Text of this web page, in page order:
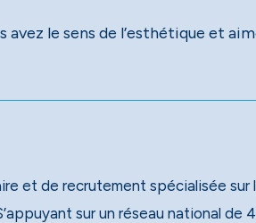
le sens de l’esthétique et
et de recrutement spécialisée sur